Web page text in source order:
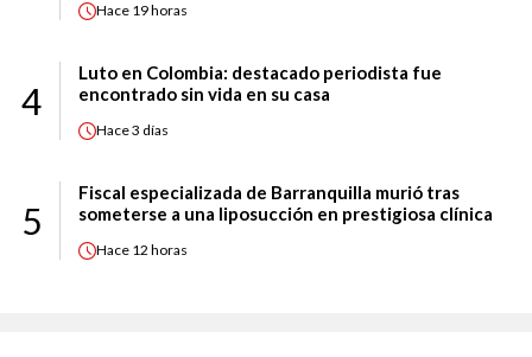
Hace 19 horas
4
Luto en Colombia: destacado periodista fue
encontrado sin vida en su casa
Hace3 días
5
Fiscal especializada de Barranquilla murió tras
someterse a una liposucción en prestigiosa clínica
Hace 12 horas